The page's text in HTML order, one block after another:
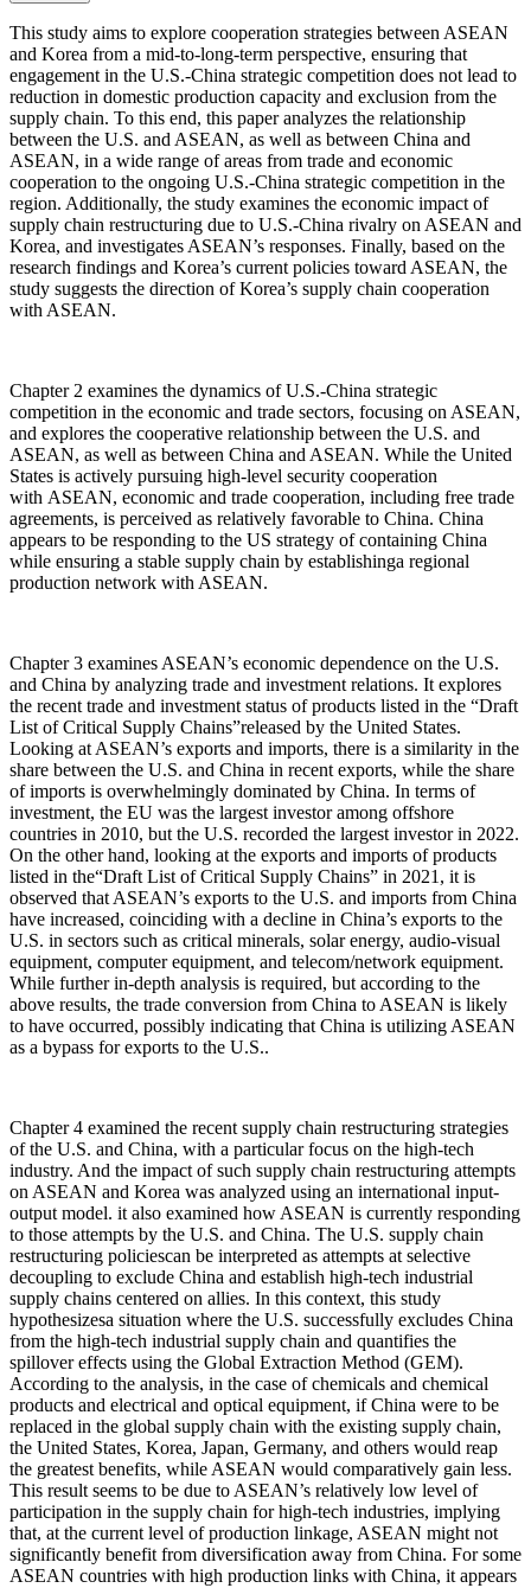
This study aims to explore cooperation strategies between ASEAN
and Korea from a mid-to-long-term perspective, ensuring that
engagement in the U.S.-China strategic competition does not lead to
reduction in domestic production capacity and exclusion from the
supply chain. To this end, this paper analyzes the relationship
between the U.S. and ASEAN, as well as between China and
ASEAN, in a wide range of areas from trade and economic
cooperation to the ongoing U.S.-China strategic competition in the
region. Additionally, the study examines the economic impact of
supply chain restructuring due to U.S.-China rivalry on ASEAN and
Korea, and investigates ASEAN’s responses. Finally, based on the
research findings and Korea’s current policies toward ASEAN, the
study suggests the direction of Korea’s supply chain cooperation
with ASEAN.
Chapter 2 examines the dynamics of U.S.-China strategic
competition in the economic and trade sectors, focusing on ASEAN,
and explores the cooperative relationship between the U.S. and
ASEAN, as well as between China and ASEAN. While the United
States is actively pursuing high-level security cooperation
with ASEAN, economic and trade cooperation, including free trade
agreements, is perceived as relatively favorable to China. China
appears to be responding to the US strategy of containing China
while ensuring a stable supply chain by establishinga regional
production network with ASEAN.
Chapter 3 examines ASEAN’s economic dependence on the U.S.
and China by analyzing trade and investment relations. It explores
the recent trade and investment status of products listed in the “Draft
List of Critical Supply Chains”released by the United States.
Looking at ASEAN’s exports and imports, there is a similarity in the
share between the U.S. and China in recent exports, while the share
of imports is overwhelmingly dominated by China. In terms of
investment, the EU was the largest investor among offshore
countries in 2010, but the U.S. recorded the largest investor in 2022.
On the other hand, looking at the exports and imports of products
listed in the“Draft List of Critical Supply Chains” in 2021, it is
observed that ASEAN’s exports to the U.S. and imports from China
have increased, coinciding with a decline in China’s exports to the
U.S. in sectors such as critical minerals, solar energy, audio-visual
equipment, computer equipment, and telecom/network equipment.
While further in-depth analysis is required, but according to the
above results, the trade conversion from China to ASEAN is likely
to have occurred, possibly indicating that China is utilizing ASEAN
as a bypass for exports to the U.S..
Chapter 4 examined the recent supply chain restructuring strategies
of the U.S. and China, with a particular focus on the high-tech
industry. And the impact of such supply chain restructuring attempts
on ASEAN and Korea was analyzed using an international input-
output model. it also examined how ASEAN is currently responding
to those attempts by the U.S. and China. The U.S. supply chain
restructuring policiescan be interpreted as attempts at selective
decoupling to exclude China and establish high-tech industrial
supply chains centered on allies. In this context, this study
hypothesizesa situation where the U.S. successfully excludes China
from the high-tech industrial supply chain and quantifies the
spillover effects using the Global Extraction Method (GEM).
According to the analysis, in the case of chemicals and chemical
products and electrical and optical equipment, if China were to be
replaced in the global supply chain with the existing supply chain,
the United States, Korea, Japan, Germany, and others would reap
the greatest benefits, while ASEAN would comparatively gain less.
This result seems to be due to ASEAN’s relatively low level of
participation in the supply chain for high-tech industries, implying
that, at the current level of production linkage, ASEAN might not
significantly benefit from diversification away from China. For some
ASEAN countries with high production links with China, it appears